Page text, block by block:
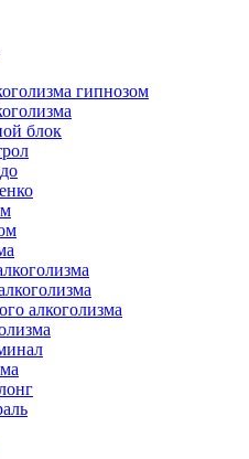
гипнозом
блок
алкоголизма